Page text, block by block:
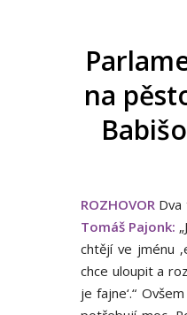
na
ROZHOVOR Dva
Tomáš Pajonk:
chtějí ve jménu
chce uloupit a
je fajne‘.“